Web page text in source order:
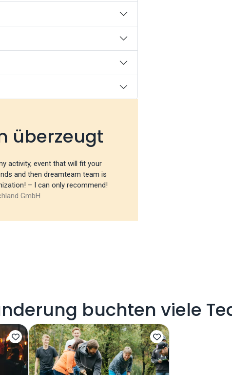
überzeugt
activity, event that will fit your
and then dreamteam team is
– I can only recommend!
GmbH
buchten viele